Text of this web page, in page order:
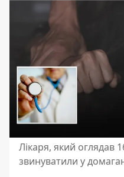
Лікаря, який оглядав
звинуватили у